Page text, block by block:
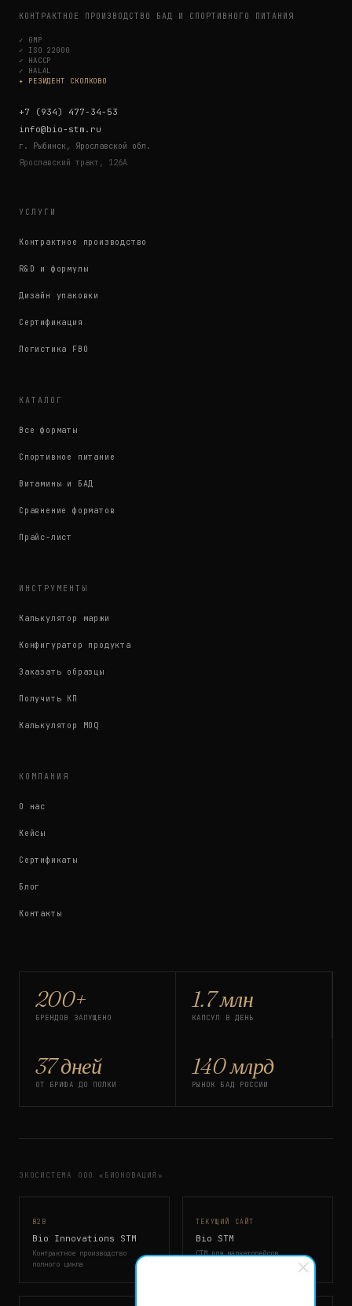
КОНТРАКТНОЕ ПРОИЗВОДСТВО БАД И СПОРТИВНОГО ПИТАНИЯ
✓ GMP
✓ ISO 22000
✓ HACCP
✓ HALAL
✦ РЕЗИДЕНТ СКОЛКОВО
+7 (934) 477-34-53
info@bio-stm.ru
г. Рыбинск, Ярославской обл.
Ярославский тракт, 126А
УСЛУГИ
Контрактное производство
R&D и формулы
Дизайн упаковки
Сертификация
Логистика FBO
КАТАЛОГ
Все форматы
Спортивное питание
Витамины и БАД
Сравнение форматов
Прайс-лист
ИНСТРУМЕНТЫ
Калькулятор маржи
Конфигуратор продукта
Заказать образцы
Получить КП
Калькулятор MOQ
КОМПАНИЯ
О нас
Кейсы
Сертификаты
Блог
Контакты
200+
БРЕНДОВ ЗАПУЩЕНО
1.7 млн
КАПСУЛ В ДЕНЬ
37 дней
ОТ БРИФА ДО ПОЛКИ
140 млрд
РЫНОК БАД РОССИИ
ЭКОСИСТЕМА ООО «БИОНОВАЦИЯ»
B2B
Bio Innovations STM
Контрактное производство
полного цикла
ТЕКУЩИЙ САЙТ
Bio STM
СТМ для маркетплейсов